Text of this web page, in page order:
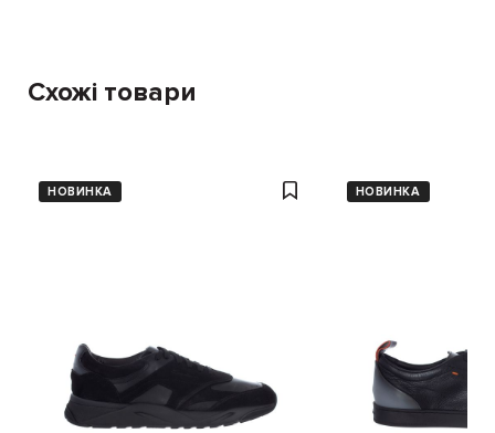
Схожі товари
НОВИНКА НОВИНКА